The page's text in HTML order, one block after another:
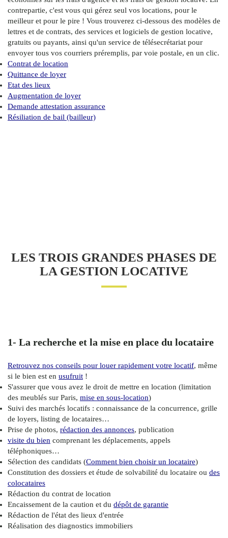
contrepartie, c'est vous qui gérez seul vos locations, pour le
meilleur et pour le pire ! Vous trouverez ci-dessous des modèles de
lettres et de contrats, des services et logiciels de gestion locative,
gratuits ou payants, ainsi qu'un service de télésecrétariat pour
envoyer tous vos courriers préremplis, par voie postale, en un clic.
Contrat de location
Quittance de loyer
Etat des lieux
Augmentation de loyer
Demande attestation assurance
Résiliation de bail (bailleur)
LES TROIS GRANDES PHASES DE
LA GESTION LOCATIVE
1- La recherche et la mise en place du locataire
Retrouvez nos conseils pour louer rapidement votre locatif, même
si le bien est en usufruit !
S'assurer que vous avez le droit de mettre en location (limitation
des meublés sur Paris, mise en sous-location)
Suivi des marchés locatifs : connaissance de la concurrence, grille
de loyers, listing de locataires…
Prise de photos, rédaction des annonces, publication
visite du bien comprenant les déplacements, appels
téléphoniques…
Sélection des candidats (Comment bien choisir un locataire)
Constitution des dossiers et étude de solvabilité du locataire ou des
colocataires
Rédaction du contrat de location
Encaissement de la caution et du dépôt de garantie
Rédaction de l'état des lieux d'entrée
Réalisation des diagnostics immobiliers